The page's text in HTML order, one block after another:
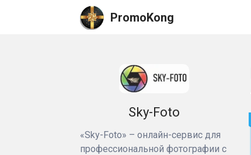
PromoKong
Sky-Foto
«Sky-Foto» – онлайн-сервис для
профессиональной фотографии с